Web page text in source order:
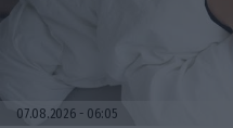
07.08.2026 06:05